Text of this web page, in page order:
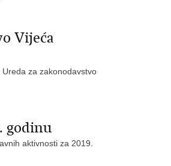
Vijeća
za zakonodavstvo
godinu
aktivnosti za 2019.